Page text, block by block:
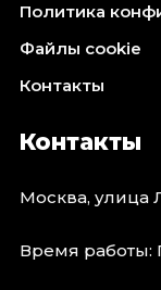
Политика
Файлы cookie
Контакты
Контакты
Москва, улица
Время работы: